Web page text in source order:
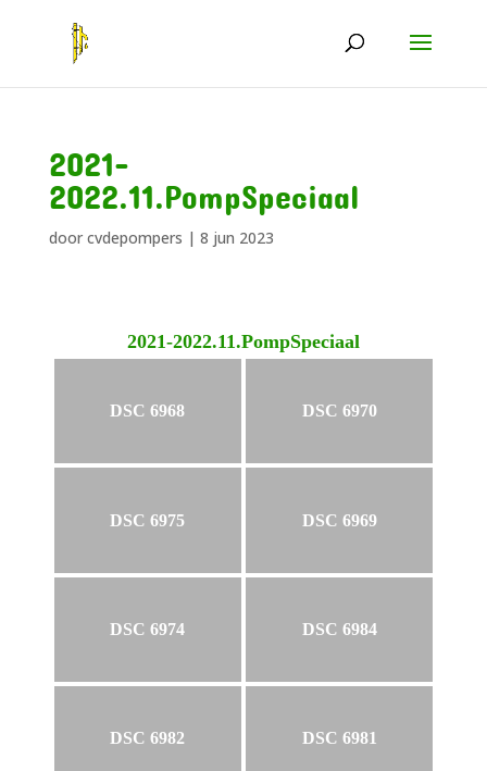
2021-
2022.11.PompSpeciaal
door cvdepompers | 8 jun 2023
2021-2022.11.PompSpeciaal
DSC 6968 DSC 6970
DSC 6975 DSC 6969
DSC 6974 DSC 6984
DSC 6982 DSC 6981